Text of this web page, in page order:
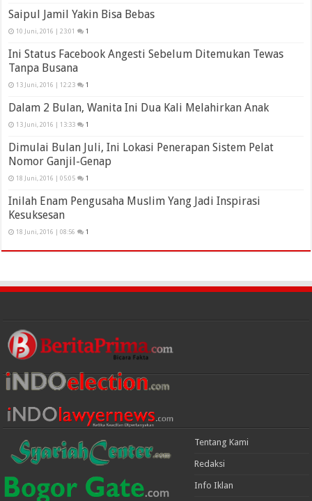
Saipul Jamil Yakin Bisa Bebas
10 Juni, 2016 | 23:01 1
Ini Status Facebook Angesti Sebelum Ditemukan Tewas
Tanpa Busana
13 Juni, 2016 | 12:23 1
Dalam 2 Bulan, Wanita Ini Dua Kali Melahirkan Anak
13 Juni, 2016 | 13:33 1
Dimulai Bulan Juli, Ini Lokasi Penerapan Sistem Pelat
Nomor Ganjil-Genap
18 Juni, 2016 | 05:05 1
Inilah Enam Pengusaha Muslim Yang Jadi Inspirasi
Kesuksesan
18 Juni, 2016 | 08:56 1
Tentang Kami
Redaksi
Info Iklan